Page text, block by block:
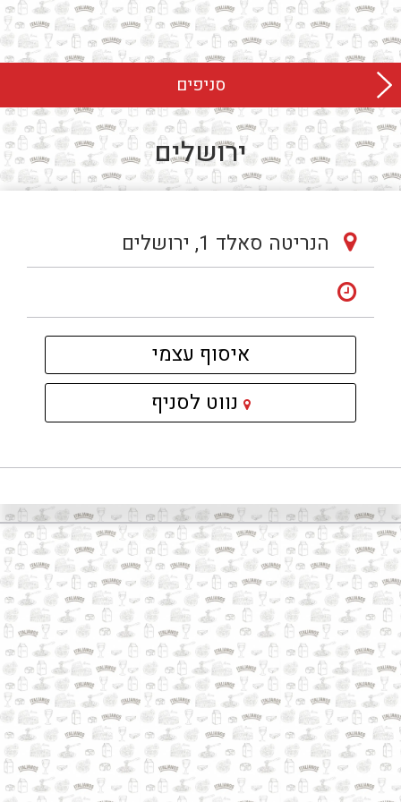
דלג
לתוכן
המרכזי
סניפים
ירושלים
הנריטה סאלד 1, ירושלים
איסוף עצמי
נווט לסניף
לאתר
פתיחה
בחלון
חדש